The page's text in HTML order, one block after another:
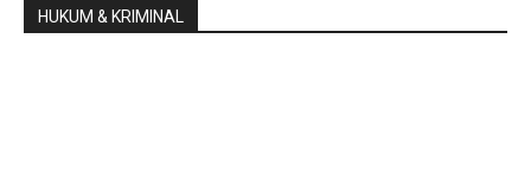
HUKUM & KRIMINAL